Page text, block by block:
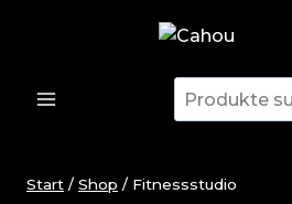
Suchen
nach:
Start / Shop / Fitnessstudio